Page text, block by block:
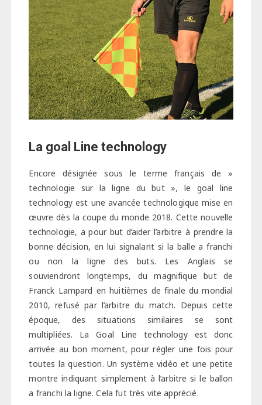
La goal Line technology
Encore désignée sous le terme français de »
technologie sur la ligne du but », le goal line
technology est une avancée technologique mise en
œuvre dès la coupe du monde 2018. Cette nouvelle
technologie, a pour but d’aider l’arbitre à prendre la
bonne décision, en lui signalant si la balle a franchi
ou non la ligne des buts. Les Anglais se
souviendront longtemps, du magnifique but de
Franck Lampard en huitièmes de finale du mondial
2010, refusé par l’arbitre du match. Depuis cette
époque, des situations similaires se sont
multipliées. La Goal Line technology est donc
arrivée au bon moment, pour régler une fois pour
toutes la question. Un système vidéo et une petite
montre indiquant simplement à l’arbitre si le ballon
a franchi la ligne. Cela fut très vite apprécié.